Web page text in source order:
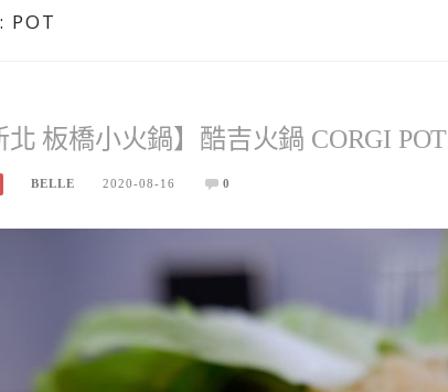
POT
北 板橋小火鍋】酷吉火鍋 CORGI POT
BELLE 2020-08-16 0